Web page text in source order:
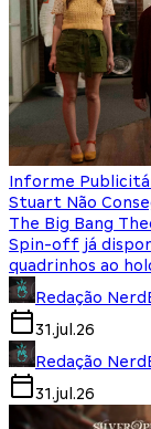
Informe
Stuart Não
The Big Bang
Spin-off já
quadrinhos ao
Redação
31.jul.26
Redação
31.jul.26